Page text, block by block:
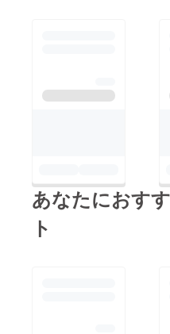
あなたにおす
ト